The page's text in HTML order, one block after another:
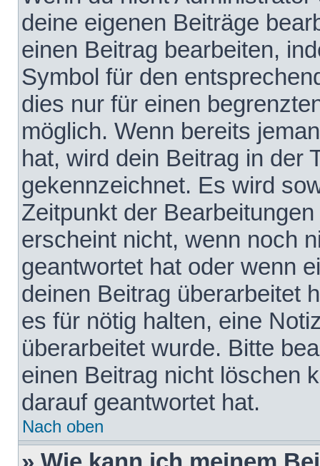
deine eigenen Beiträge
einen Beitrag bearbeiten,
Symbol für den
dies nur für einen
möglich. Wenn bereits
hat, wird dein Beitrag in der
gekennzeichnet. Es wird
Zeitpunkt der
erscheint nicht, wenn noch
geantwortet hat oder wenn
deinen Beitrag überarbeitet
es für nötig halten, eine
überarbeitet wurde. Bitte
einen Beitrag nicht löschen
darauf geantwortet hat.
Nach oben